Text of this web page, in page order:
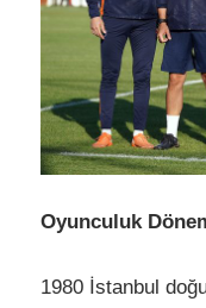
Oyunculuk
1980 İstanbul